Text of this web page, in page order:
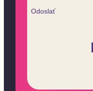
Odoslať